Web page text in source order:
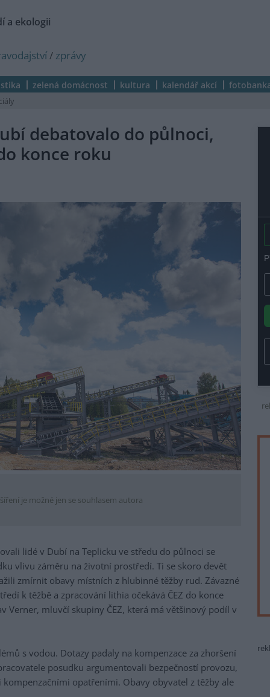
a ekologii
/ zprávy
zelená domácnost kultura kalendář akcí
debatovalo do půlnoci,
konce roku
je možné jen se souhlasem autora
lidé v Dubí na Teplicku ve středu do půlnoci se
vlivu záměru na životní prostředí. Ti se skoro devět
zmírnit obavy místních z hlubinné těžby rud. Závazné
k těžbě a zpracování lithia očekává ČEZ do konce
Verner, mluvčí skupiny ČEZ, která má většinový podíl v
s vodou. Dotazy padaly na kompenzace za zhoršení
posudku argumentovali bezpečností provozu,
opatřeními. Obavy obyvatel z těžby ale